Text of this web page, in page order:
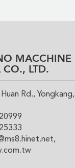
MACCHINE
CO., LTD.
Rd., Yongkang,
,